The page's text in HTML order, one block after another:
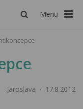
Menu
Jaroslava 17.8.2012